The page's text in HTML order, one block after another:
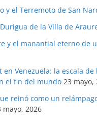
y el Terremoto de San
de la Villa de
y el manantial eterno de
en Venezuela: la escala
el fin del mundo 23 mayo,
reinó como un
mayo, 2026